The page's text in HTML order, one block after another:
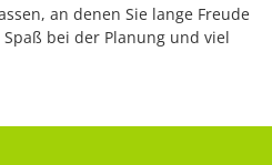
an denen Sie lange Freude
bei der Planung und viel